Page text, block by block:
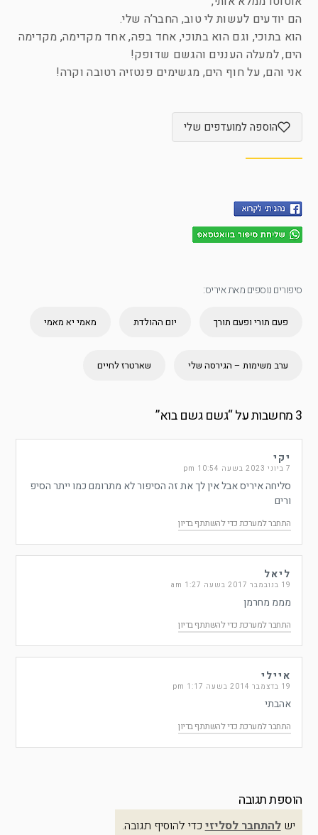
הם יודעים לעשות לי טוב, החבר’ה שלי.
הוא בתוכי, וגם הוא בתוכי, אחד בפה, אחד מקדימה, מקדימה
הים, למעלה העננים והגשם שדופק!
אני והם, על חוף הים, מגשימים פנטזיה רטובה וקרה!
הוספה למועדפים שלי
סיפורים נוספים מאת איריס:
פעם תורי ופעם תורך יום ההולדת מאמי יא מאמי
ערב משימות – הגירסה שלי שארטרז לחיים
3 מחשבות על “ גשם גשם בוא”
יקי
7 ביוני 2023 בשעה 10:54 pm
סליחה איריס אבל אין לך את זה הסיפור לא מתרומם כמו ייתר הסיפ
ורים
התחבר למערכת כדי להשתתף בדיון
ליאל
19 בנובמבר 2017 בשעה 1:27 am
מממ מחרמן
התחבר למערכת כדי להשתתף בדיון
איילי
19 בדצמבר 2014 בשעה 1:17 pm
אהבתי
התחבר למערכת כדי להשתתף בדיון
הוספת תגובה
ישלהתחבר לסליזיכדי להוסיף תגובה.